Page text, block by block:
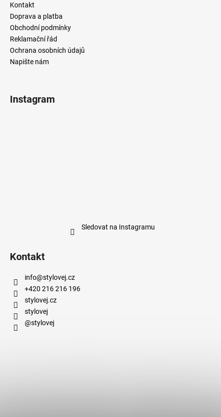
Kontakt
Doprava a platba
Obchodní podmínky
Reklamační řád
Ochrana osobních údajů
Napište nám
Instagram
Sledovat na Instagramu
Kontakt
info@stylovej.cz
+420 216 216 196
stylovej.cz
stylovej
@stylovej